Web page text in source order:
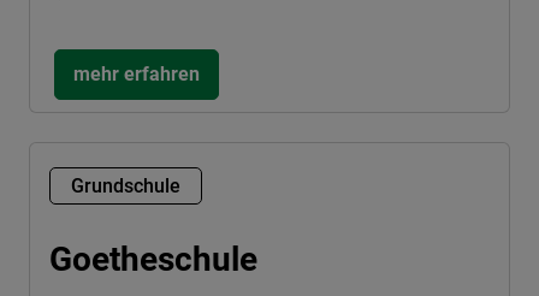
mehr erfahren
Grundschule
Goetheschule